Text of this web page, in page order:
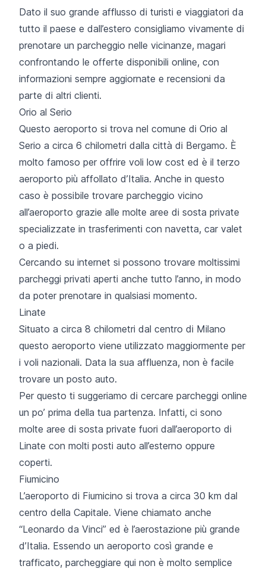
Dato il suo grande afflusso di turisti e viaggiatori da
tutto il paese e dall’estero consigliamo vivamente di
prenotare un parcheggio nelle vicinanze, magari
confrontando le offerte disponibili online, con
informazioni sempre aggiornate e recensioni da
parte di altri clienti.
Orio al Serio
Questo aeroporto si trova nel comune di Orio al
Serio a circa 6 chilometri dalla città di Bergamo. È
molto famoso per offrire voli low cost ed è il terzo
aeroporto più affollato d’Italia. Anche in questo
caso è possibile trovare parcheggio vicino
all’aeroporto grazie alle molte aree di sosta private
specializzate in trasferimenti con navetta, car valet
o a piedi.
Cercando su internet si possono trovare moltissimi
parcheggi privati aperti anche tutto l’anno, in modo
da poter prenotare in qualsiasi momento.
Linate
Situato a circa 8 chilometri dal centro di Milano
questo aeroporto viene utilizzato maggiormente per
i voli nazionali. Data la sua affluenza, non è facile
trovare un posto auto.
Per questo ti suggeriamo di cercare parcheggi online
un po’ prima della tua partenza. Infatti, ci sono
molte aree di sosta private fuori dall’aeroporto di
Linate con molti posti auto all’esterno oppure
coperti.
Fiumicino
L’aeroporto di Fiumicino si trova a circa 30 km dal
centro della Capitale. Viene chiamato anche
“Leonardo da Vinci” ed è l’aerostazione più grande
d’Italia. Essendo un aeroporto così grande e
trafficato, parcheggiare qui non è molto semplice